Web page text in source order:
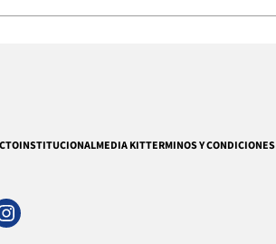
INSTITUCIONALMEDIA KITTERMINOS Y CONDICIONES